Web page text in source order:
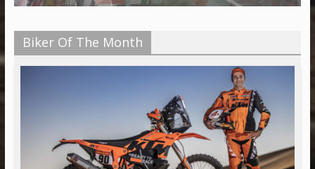
Biker Of The Month